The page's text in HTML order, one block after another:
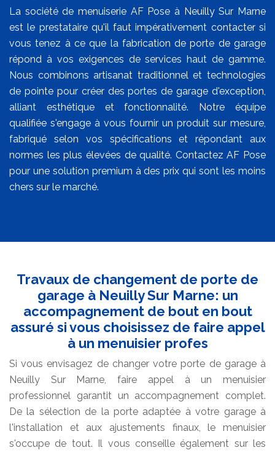
La société de menuiserie AF Pose à Neuilly Sur Marne
est le prestataire qu'il faut impérativement contacter si
vous tenez à ce que la fabrication de porte de garage
répond à vos exigences de services haut de gamme.
Nous combinons artisanat traditionnel et technologies
de pointe pour créer des portes de garage d'exception,
alliant esthétique et fonctionnalité. Notre équipe
qualifiée s'engage à vous fournir un produit sur mesure,
fabriqué selon vos spécifications et répondant aux
normes les plus élevées de qualité. Contactez AF Pose
pour une solution premium à des prix qui sont les moins
chers sur le marché.
Travaux de changement de porte de
garage à Neuilly Sur Marne: un
accompagnement de bout en bout
assuré si vous choisissez de faire appel
à un menuisier profes
Si vous envisagez de changer votre porte de garage à
Neuilly Sur Marne, faire appel à un menuisier
professionnel garantit un accompagnement complet.
De la sélection de la porte adaptée à votre garage à
l'installation et aux ajustements finaux, le menuisier
s'occupe de tout. Il vous conseille également sur les